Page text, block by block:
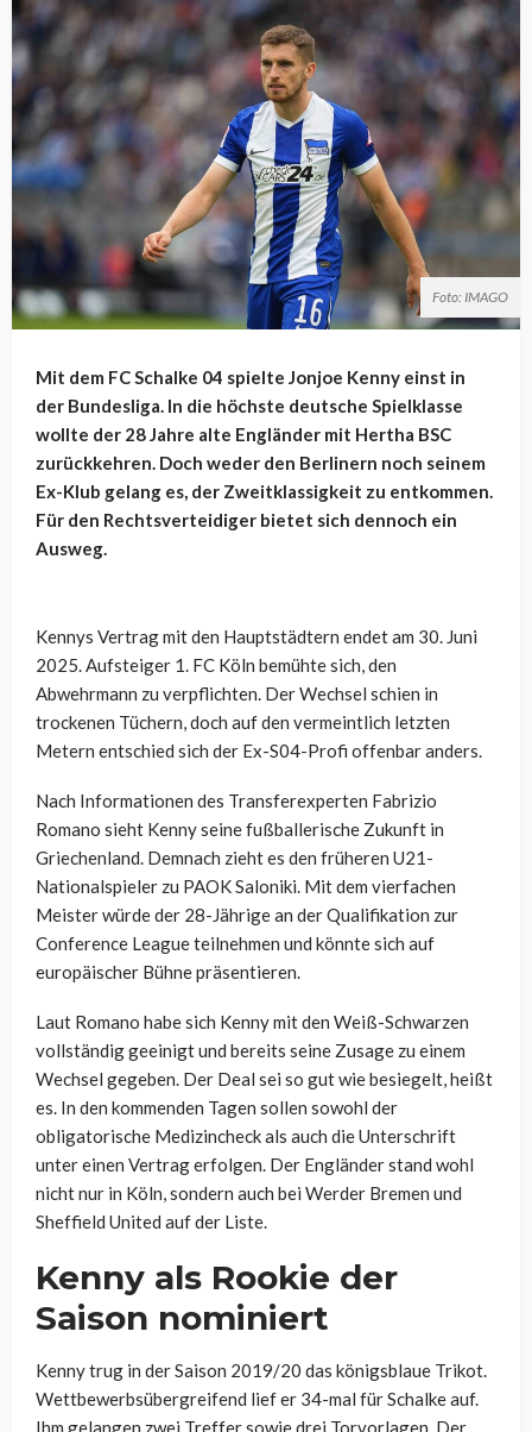
Foto: IMAGO
Mit dem FC Schalke 04 spielte Jonjoe Kenny einst in
der Bundesliga. In die höchste deutsche Spielklasse
wollte der 28 Jahre alte Engländer mit Hertha BSC
zurückkehren. Doch weder den Berlinern noch seinem
Ex-Klub gelang es, der Zweitklassigkeit zu entkommen.
Für den Rechtsverteidiger bietet sich dennoch ein
Ausweg.
Kennys Vertrag mit den Hauptstädtern endet am 30. Juni
2025. Aufsteiger 1. FC Köln bemühte sich, den
Abwehrmann zu verpflichten. Der Wechsel schien in
trockenen Tüchern, doch auf den vermeintlich letzten
Metern entschied sich der Ex-S04-Profi offenbar anders.
Nach Informationen des Transferexperten Fabrizio
Romano sieht Kenny seine fußballerische Zukunft in
Griechenland. Demnach zieht es den früheren U21-
Nationalspieler zu PAOK Saloniki. Mit dem vierfachen
Meister würde der 28-Jährige an der Qualifikation zur
Conference League teilnehmen und könnte sich auf
europäischer Bühne präsentieren.
Laut Romano habe sich Kenny mit den Weiß-Schwarzen
vollständig geeinigt und bereits seine Zusage zu einem
Wechsel gegeben. Der Deal sei so gut wie besiegelt, heißt
es. In den kommenden Tagen sollen sowohl der
obligatorische Medizincheck als auch die Unterschrift
unter einen Vertrag erfolgen. Der Engländer stand wohl
nicht nur in Köln, sondern auch bei Werder Bremen und
Sheffield United auf der Liste.
Kenny als Rookie der
Saison nominiert
Kenny trug in der Saison 2019/20 das königsblaue Trikot.
Wettbewerbsübergreifend lief er 34-mal für Schalke auf.
Ihm gelangen zwei Treffer sowie drei Torvorlagen. Der